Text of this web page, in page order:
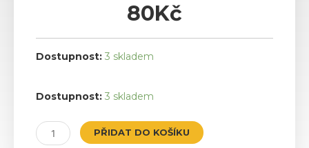
80Kč
Dostupnost: 3 skladem
Dostupnost: 3 skladem
Spz
množství
PŘIDAT DO KOŠÍKU